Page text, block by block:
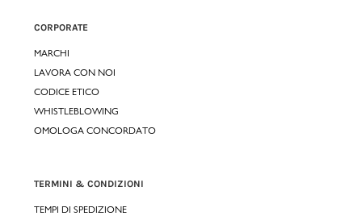
CORPORATE
MARCHI
LAVORA CON NOI
CODICE ETICO
WHISTLEBLOWING
OMOLOGA CONCORDATO
TERMINI & CONDIZIONI
TEMPI DI SPEDIZIONE